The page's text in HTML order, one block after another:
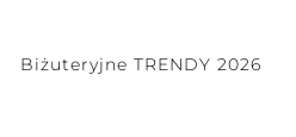
Biżuteryjne TRENDY 2026